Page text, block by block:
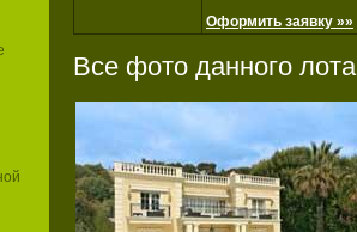
Оформить заявку »»
Все фото данного лота